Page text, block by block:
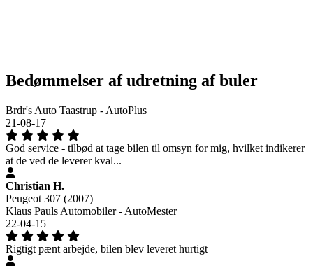
Bedømmelser af udretning af buler
Brdr's Auto Taastrup - AutoPlus
21-08-17
God service - tilbød at tage bilen til omsyn for mig, hvilket indikerer
at de ved de leverer kval...
Christian H.
Peugeot 307 (2007)
Klaus Pauls Automobiler - AutoMester
22-04-15
Rigtigt pænt arbejde, bilen blev leveret hurtigt